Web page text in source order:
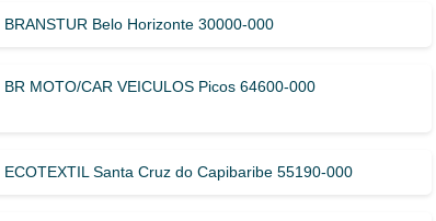
BRANSTUR Belo Horizonte 30000-000
BR MOTO/CAR VEICULOS Picos 64600-000
ECOTEXTIL Santa Cruz do Capibaribe 55190-000